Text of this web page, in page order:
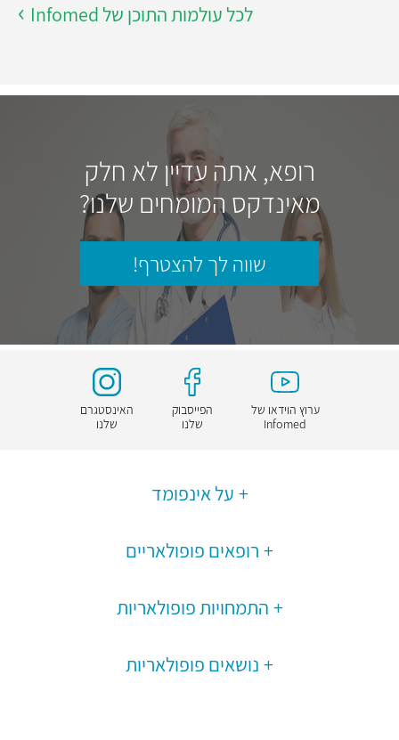
לכל עולמות התוכן של Infomed
רופא, אתה עדיין לא חלק
מאינדקס המומחים שלנו?
שווה לך להצטרף!
ערוץ הוידאו של
Infomed
הפייסבוק
שלנו
האינסטגרם
שלנו
על אינפומד
רופאים פופולאריים
התמחויות פופולאריות
נושאים פופולאריות